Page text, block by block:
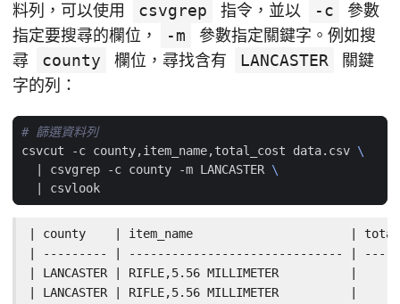
料列，可以使用
csvgrep 指令，並以 -c
參數
指定要搜尋的欄位，
-m
參數指定關鍵字。例如搜
尋
county 欄位，尋找含有 LANCASTER
關鍵
字的列：
# 篩選資料列
csvcut -c county,item_name,total_cost data.csv
csvgrep -c county -m LANCASTER
| county    | item_name                      |
| --------- | ------------------------------ |
| LANCASTER | RIFLE,5.56 MILLIMETER          |
| LANCASTER | RIFLE,5.56 MILLIMETER          |